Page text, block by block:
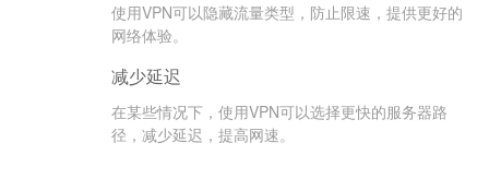
使用VPN可以隐藏流量类型，防止限速，提供更好的
网络体验。
减少延迟
在某些情况下，使用VPN可以选择更快的服务器路
径，减少延迟，提高网速。